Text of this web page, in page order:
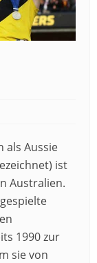
als Aussie
ist
Australien.
1990 zur
sie von